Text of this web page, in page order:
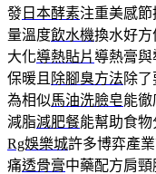
發 日本酵素注重美感
量溫度飲水機換水好方
大化導熱貼片導熱膏與
保暖且 除腳臭方法除
為相似馬油洗臉皂能
減脂減肥餐能幫助食
Rg娛樂城許多博弈產
痛透骨膏中藥配方肩